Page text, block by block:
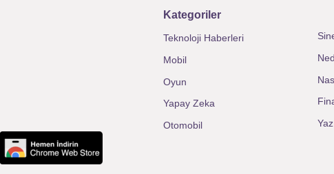
Kategoriler
Teknoloji Haberleri
Mobil
Oyun
Yapay Zeka
Otomobil